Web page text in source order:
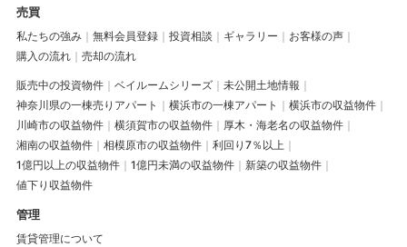
売買
私たちの強み 無料会員登録 投資相談 ギャラリー
お客様の声
購入の流れ
売却の流れ
販売中の投資物件 ベイルームシリーズ
未公開土地情報
神奈川県の一棟売りアパート
横浜市の一棟アパート
横浜市の収益物件
川崎市の収益物件
横須賀市の収益物件
厚木・海老名の収益物件
湘南の収益物件
相模原市の収益物件
利回り7％以上
1億円以上の収益物件
1億円未満の収益物件
新築の収益物件
値下り収益物件
管理
賃貸管理について